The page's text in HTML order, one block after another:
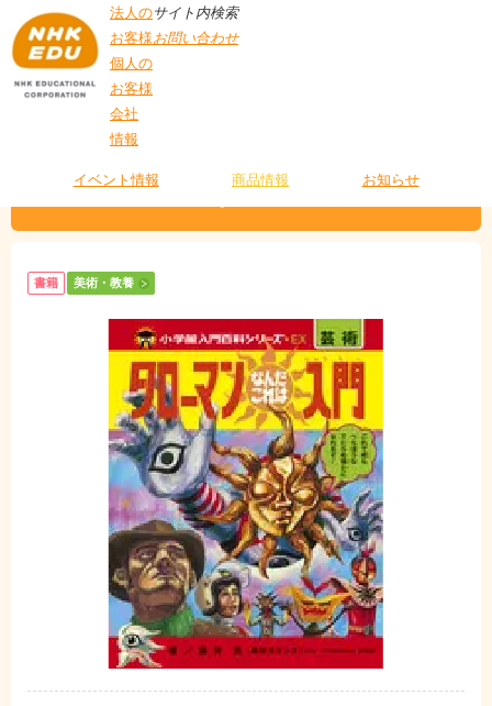
法人の
お客様
個人の
お客様
会社
情報
サイト内検索
お問い合わせ
イベント情報 商品情報 お知らせ
書籍 美術・教養